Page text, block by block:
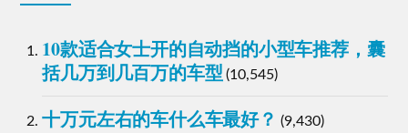
10款适合女士开的自动挡的小型车推荐，囊
括几万到几百万的车型 (10,545)
十万元左右的车什么车最好？ (9,430)